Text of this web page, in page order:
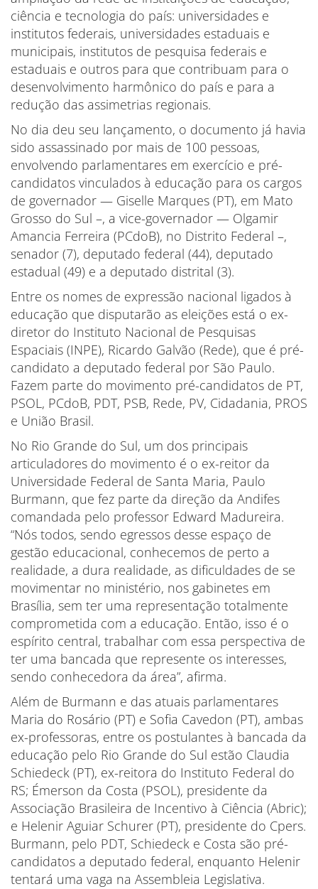
ciência e tecnologia do país: universidades e
institutos federais, universidades estaduais e
municipais, institutos de pesquisa federais e
estaduais e outros para que contribuam para o
desenvolvimento harmônico do país e para a
redução das assimetrias regionais.
No dia deu seu lançamento, o documento já havia
sido assassinado por mais de 100 pessoas,
envolvendo parlamentares em exercício e pré-
candidatos vinculados à educação para os cargos
de governador — Giselle Marques (PT), em Mato
Grosso do Sul –, a vice-governador — Olgamir
Amancia Ferreira (PCdoB), no Distrito Federal –,
senador (7), deputado federal (44), deputado
estadual (49) e a deputado distrital (3).
Entre os nomes de expressão nacional ligados à
educação que disputarão as eleições está o ex-
diretor do Instituto Nacional de Pesquisas
Espaciais (INPE), Ricardo Galvão (Rede), que é pré-
candidato a deputado federal por São Paulo.
Fazem parte do movimento pré-candidatos de PT,
PSOL, PCdoB, PDT, PSB, Rede, PV, Cidadania, PROS
e União Brasil.
No Rio Grande do Sul, um dos principais
articuladores do movimento é o ex-reitor da
Universidade Federal de Santa Maria, Paulo
Burmann, que fez parte da direção da Andifes
comandada pelo professor Edward Madureira.
“Nós todos, sendo egressos desse espaço de
gestão educacional, conhecemos de perto a
realidade, a dura realidade, as dificuldades de se
movimentar no ministério, nos gabinetes em
Brasília, sem ter uma representação totalmente
comprometida com a educação. Então, isso é o
espírito central, trabalhar com essa perspectiva de
ter uma bancada que represente os interesses,
sendo conhecedora da área”, afirma.
Além de Burmann e das atuais parlamentares
Maria do Rosário (PT) e Sofia Cavedon (PT), ambas
ex-professoras, entre os postulantes à bancada da
educação pelo Rio Grande do Sul estão Claudia
Schiedeck (PT), ex-reitora do Instituto Federal do
RS; Émerson da Costa (PSOL), presidente da
Associação Brasileira de Incentivo à Ciência (Abric);
e Helenir Aguiar Schurer (PT), presidente do Cpers.
Burmann, pelo PDT, Schiedeck e Costa são pré-
candidatos a deputado federal, enquanto Helenir
tentará uma vaga na Assembleia Legislativa.